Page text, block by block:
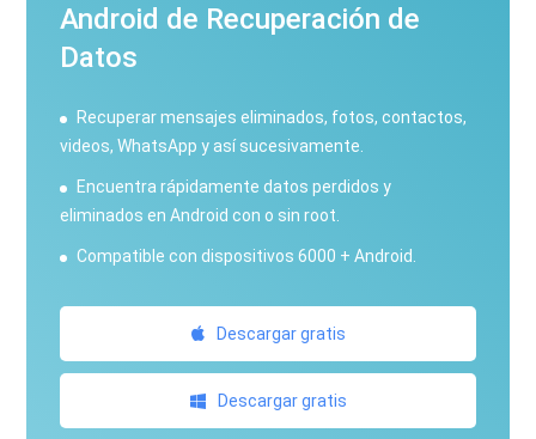
Android de Recuperación de
Datos
Recuperar mensajes eliminados, fotos, contactos,
videos, WhatsApp y así sucesivamente.
Encuentra rápidamente datos perdidos y
eliminados en Android con o sin root.
Compatible con dispositivos 6000 + Android.
Descargar gratis
Descargar gratis